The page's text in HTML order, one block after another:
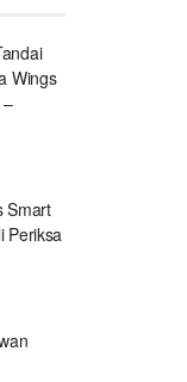
Wings
Smart
Periksa